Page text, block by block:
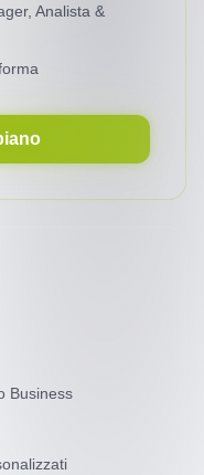
Analista &
Business